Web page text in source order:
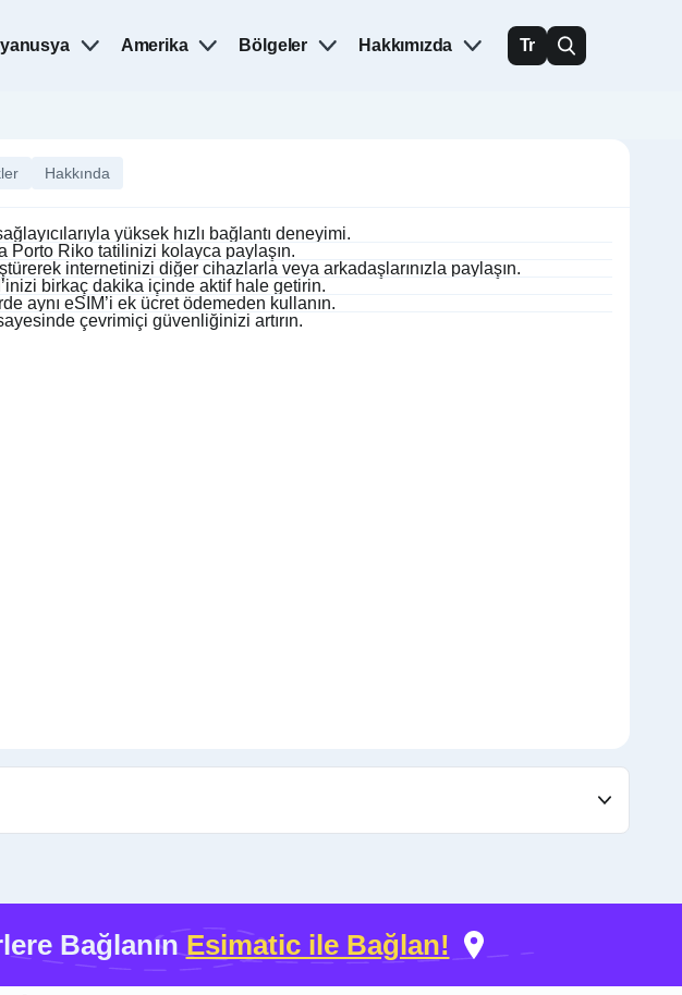
Amerika Bölgeler Hakkımızda Tr
Hakkında
yüksek hızlı bağlantı deneyimi.
Porto Riko tatilinizi kolayca paylaşın.
internetinizi diğer cihazlarla veya arkadaşlarınızla paylaşın.
birkaç dakika içinde aktif hale getirin.
aynı eSIM’i ek ücret ödemeden kullanın.
çevrimiçi güvenliğinizi artırın.
BağlanınEsimatic ile Bağlan!